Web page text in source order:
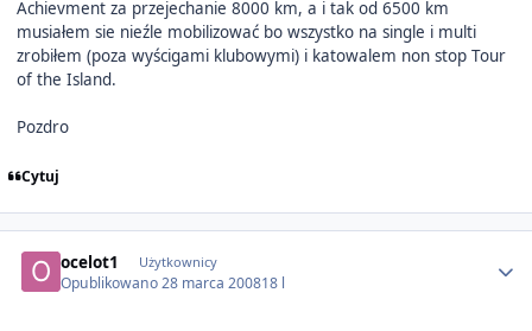
Achievment za przejechanie 8000 km, a i tak od 6500 km
musiałem sie nieźle mobilizować bo wszystko na single i multi
zrobiłem (poza wyścigami klubowymi) i katowalem non stop Tour
of the Island.
Pozdro
Cytuj
ocelot1 Użytkownicy
Opublikowano28 marca 200818 l